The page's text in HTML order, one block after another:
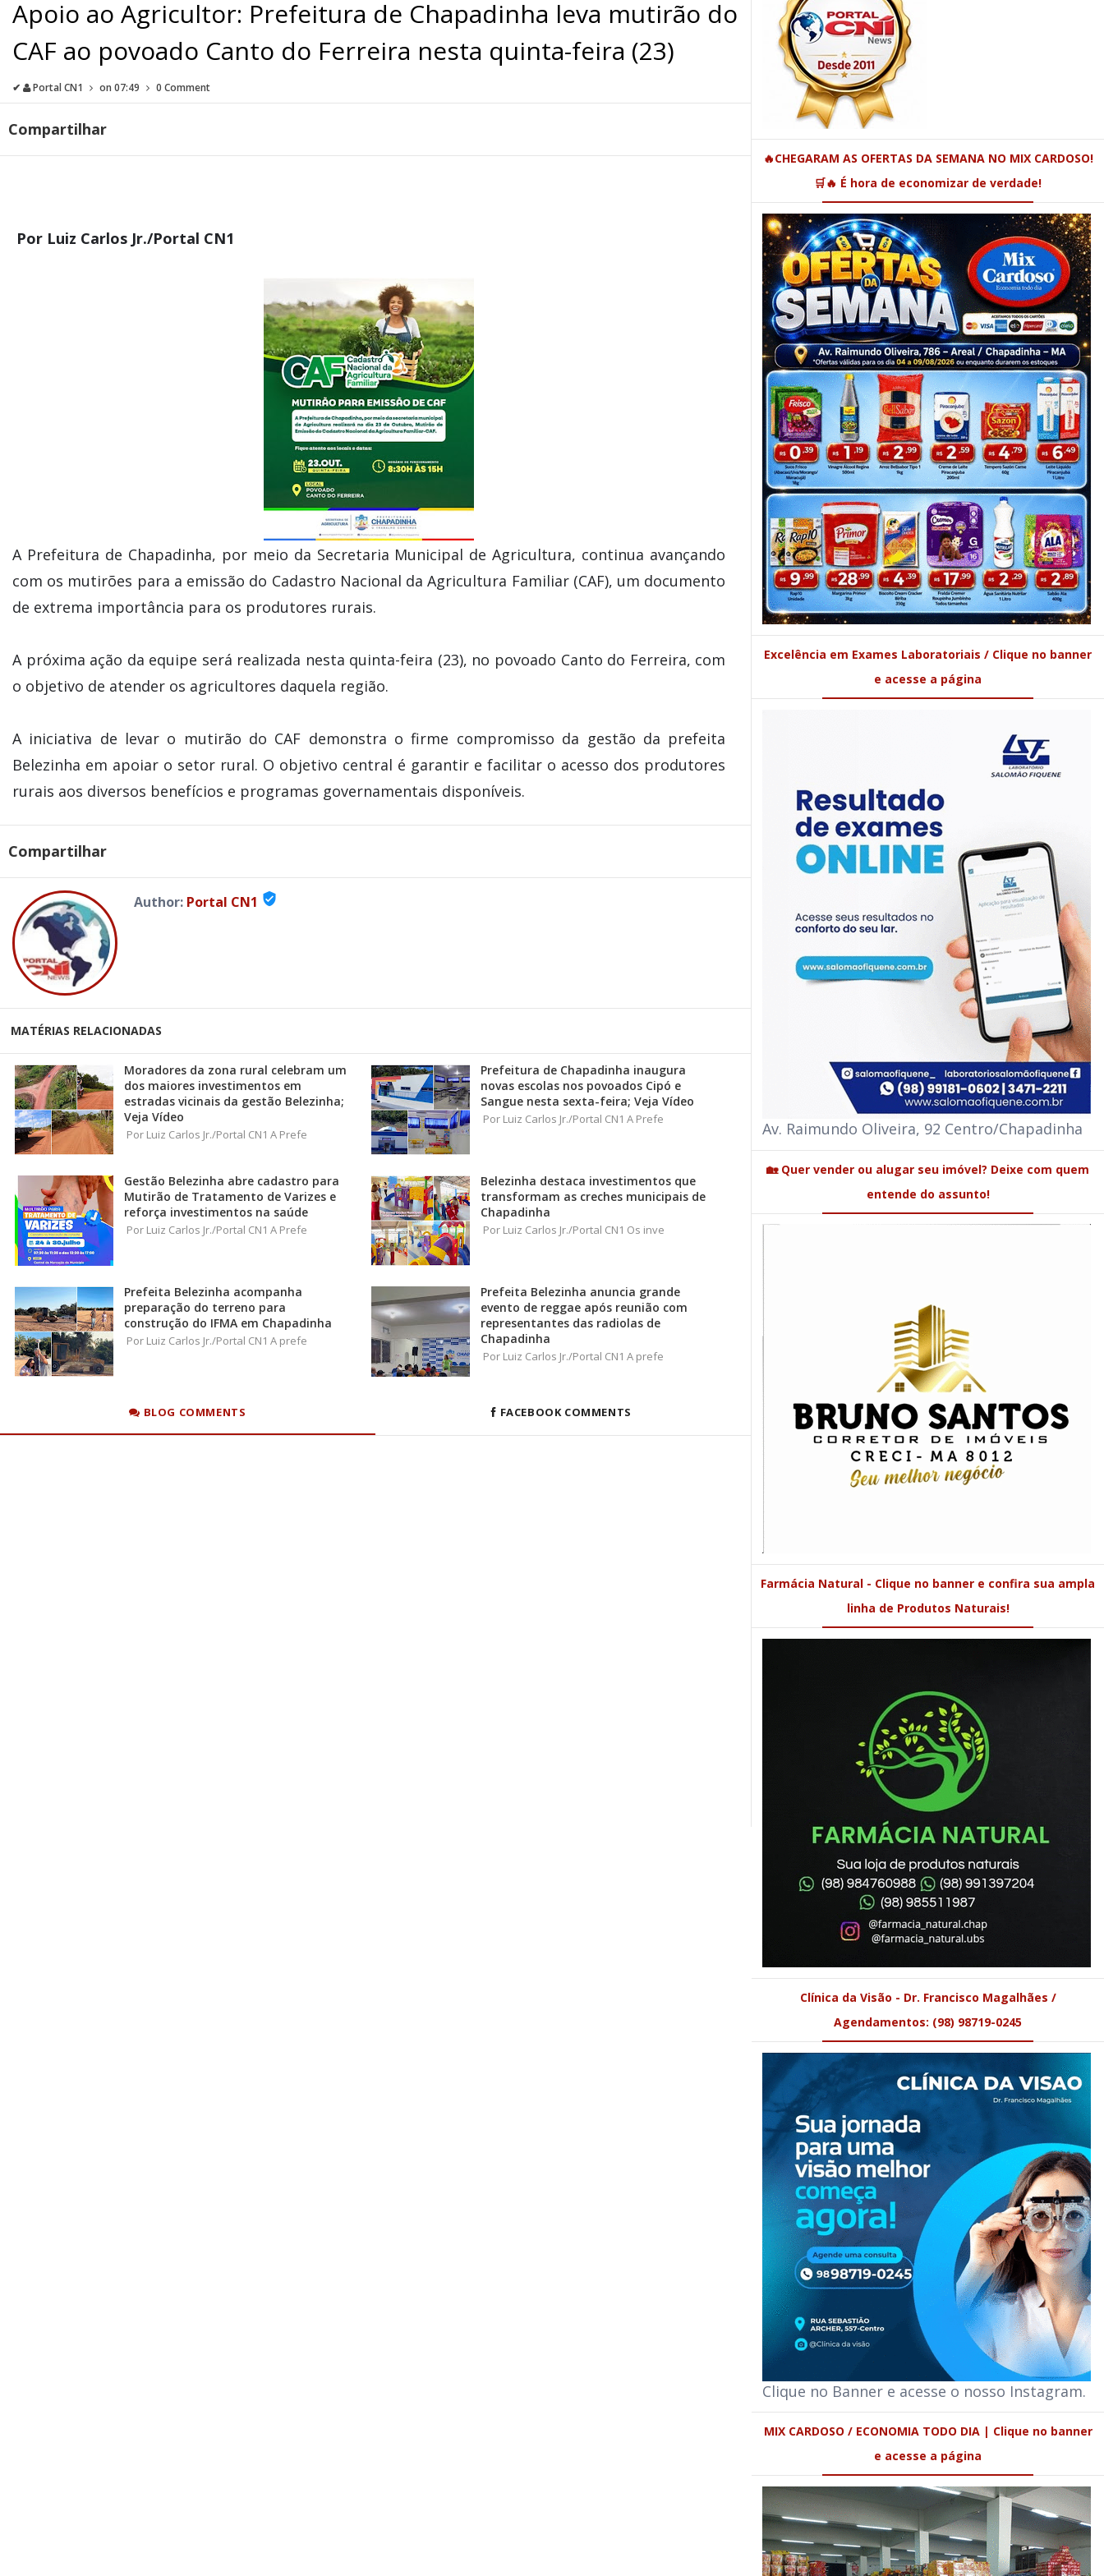
Apoio ao Agricultor: Prefeitura de Chapadinha leva mutirão do
CAF ao povoado Canto do Ferreira nesta quinta-feira (23)
✔ Portal CN1 on 07:49 0 Comment
Compartilhar
Por Luiz Carlos Jr./Portal CN1
A Prefeitura de Chapadinha, por meio da Secretaria Municipal de Agricultura, continua avançando
com os mutirões para a emissão do Cadastro Nacional da Agricultura Familiar (CAF), um documento
de extrema importância para os produtores rurais.
A próxima ação da equipe será realizada nesta quinta-feira (23), no povoado Canto do Ferreira, com
o objetivo de atender os agricultores daquela região.
A iniciativa de levar o mutirão do CAF demonstra o firme compromisso da gestão da prefeita
Belezinha em apoiar o setor rural. O objetivo central é garantir e facilitar o acesso dos produtores
rurais aos diversos benefícios e programas governamentais disponíveis.
Compartilhar
Author: Portal CN1 verified_user
MATÉRIAS RELACIONADAS
Moradores da zona rural celebram um
dos maiores investimentos em
estradas vicinais da gestão Belezinha;
Veja Vídeo
Por Luiz Carlos Jr./Portal CN1 A Prefe
Prefeitura de Chapadinha inaugura
novas escolas nos povoados Cipó e
Sangue nesta sexta-feira; Veja Vídeo
Por Luiz Carlos Jr./Portal CN1 A Prefe
Gestão Belezinha abre cadastro para
Mutirão de Tratamento de Varizes e
reforça investimentos na saúde
Por Luiz Carlos Jr./Portal CN1 A Prefe
Belezinha destaca investimentos que
transformam as creches municipais de
Chapadinha
Por Luiz Carlos Jr./Portal CN1 Os inve
Prefeita Belezinha acompanha
preparação do terreno para
construção do IFMA em Chapadinha
Por Luiz Carlos Jr./Portal CN1 A prefe
Prefeita Belezinha anuncia grande
evento de reggae após reunião com
representantes das radiolas de
Chapadinha
Por Luiz Carlos Jr./Portal CN1 A prefe
BLOG COMMENTS FACEBOOK COMMENTS
🔥CHEGARAM AS OFERTAS DA SEMANA NO MIX CARDOSO!
🛒🔥 É hora de economizar de verdade!
Excelência em Exames Laboratoriais / Clique no banner
e acesse a página
Av. Raimundo Oliveira, 92 Centro/Chapadinha
🏡 Quer vender ou alugar seu imóvel? Deixe com quem
entende do assunto!
Farmácia Natural - Clique no banner e confira sua ampla
linha de Produtos Naturais!
Clínica da Visão - Dr. Francisco Magalhães /
Agendamentos: (98) 98719-0245
Clique no Banner e acesse o nosso Instagram.
MIX CARDOSO / ECONOMIA TODO DIA | Clique no banner
e acesse a página